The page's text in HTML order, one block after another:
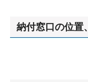
納付窓口の位置